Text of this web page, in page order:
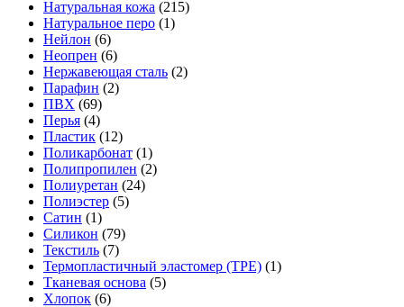
Натуральная кожа (215)
Натуральное перо (1)
Нейлон (6)
Неопрен (6)
Нержавеющая сталь (2)
Парафин (2)
ПВХ (69)
Перья (4)
Пластик (12)
Поликарбонат (1)
Полипропилен (2)
Полиуретан (24)
Полиэстер (5)
Сатин (1)
Силикон (79)
Текстиль (7)
Термопластичный эластомер (TPE) (1)
Тканевая основа (5)
Хлопок (6)